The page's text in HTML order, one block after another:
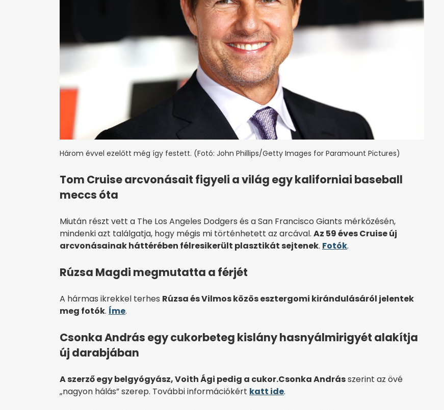
Három évvel ezelőtt még így festett. (Fotó: John Phillips/Getty Images for Paramount Pictures)
Tom Cruise arcvonásait figyeli a világ egy kaliforniai baseball
meccs óta
Miután részt vett a The Los Angeles Dodgers és a San Francisco Giants mérkőzésén,
mindenki azt találgatja, hogy mégis mi történhetett az arcával. Az 59 éves Cruise új
arcvonásainak háttérében félresikerült plasztikát sejtenek. Fotók.
Rúzsa Magdi megmutatta a férjét
A hármas ikrekkel terhes Rúzsa és Vilmos közös esztergomi kirándulásáról jelentek
meg fotók. Íme.
Csonka András egy cukorbeteg kislány hasnyálmirigyét alakítja
új darabjában
A szerző egy belgyógyász, Voith Ági pedig a cukor.Csonka Andrásszerint az övé
„nagyon hálás” szerep. További információkért katt ide.